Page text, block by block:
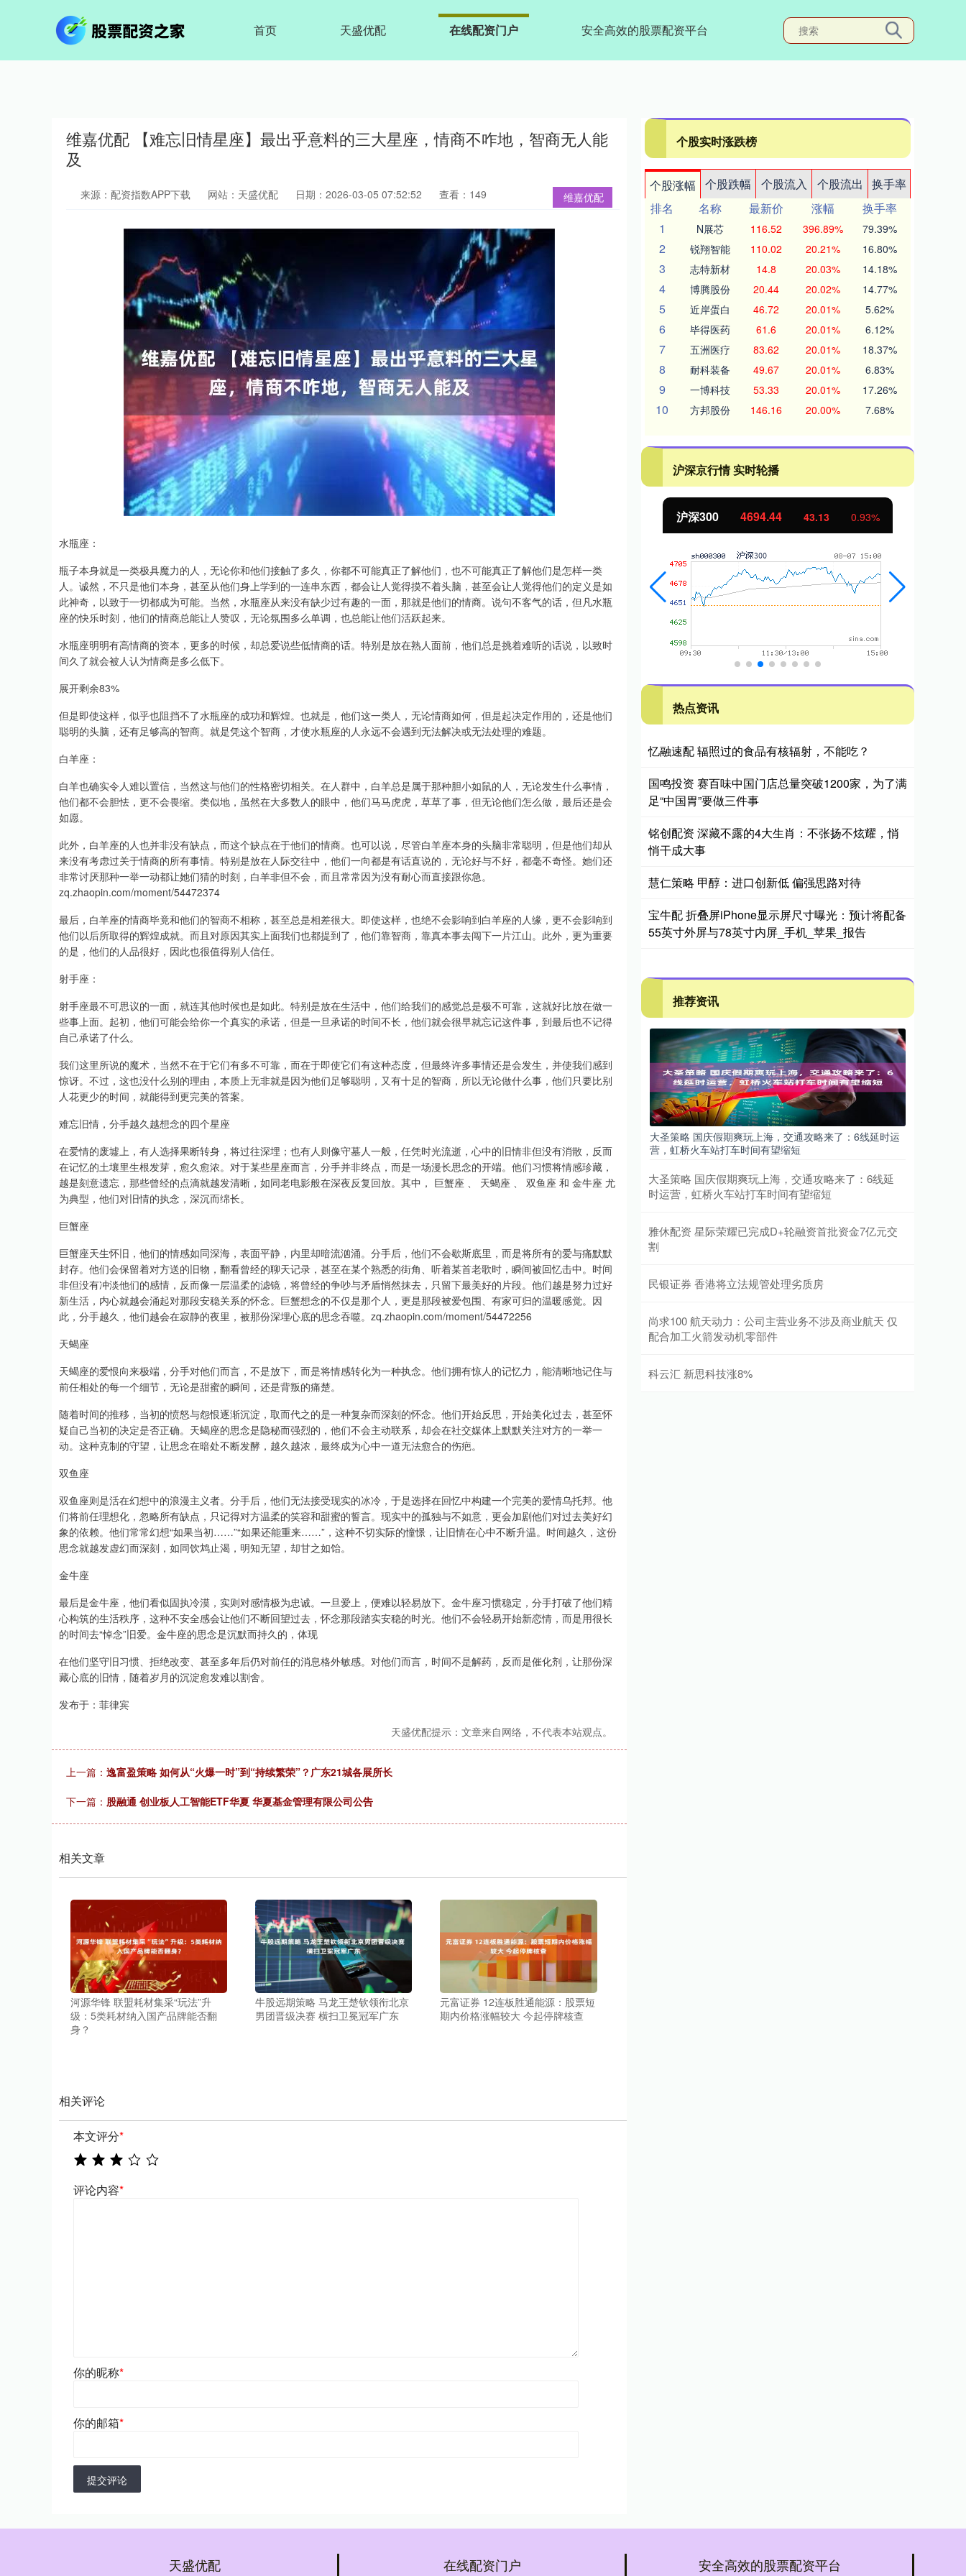
首页 天盛优配 在线配资门户 安全高效的股票配资平台
维嘉优配 【难忘旧情星座】最出乎意料的三大星座，情商不咋地，智商无人能
及
维嘉优配
来源：配资指数APP下载 网站：天盛优配 日期：2026-03-05 07:52:52 查看：149
水瓶座：
瓶子本身就是一类极具魔力的人，无论你和他们接触了多久，你都不可能真正了解他们，也不可能真正了解他们是怎样一类
人。诚然，不只是他们本身，甚至从他们身上学到的一连串东西，都会让人觉得摸不着头脑，甚至会让人觉得他们的定义是如
此神奇，以致于一切都成为可能。当然，水瓶座从来没有缺少过有趣的一面，那就是他们的情商。说句不客气的话，但凡水瓶
座的快乐时刻，他们的情商总能让人赞叹，无论氛围多么单调，也总能让他们活跃起来。
水瓶座明明有高情商的资本，更多的时候，却总爱说些低情商的话。特别是放在熟人面前，他们总是挑着难听的话说，以致时
间久了就会被人认为情商是多么低下。
展开剩余83%
但是即使这样，似乎也阻挡不了水瓶座的成功和辉煌。也就是，他们这一类人，无论情商如何，但是起决定作用的，还是他们
聪明的头脑，还有足够高的智商。就是凭这个智商，才使水瓶座的人永远不会遇到无法解决或无法处理的难题。
白羊座：
白羊也确实令人难以置信，当然这与他们的性格密切相关。在人群中，白羊总是属于那种胆小如鼠的人，无论发生什么事情，
他们都不会胆怯，更不会畏缩。类似地，虽然在大多数人的眼中，他们马马虎虎，草草了事，但无论他们怎么做，最后还是会
如愿。
此外，白羊座的人也并非没有缺点，而这个缺点在于他们的情商。也可以说，尽管白羊座本身的头脑非常聪明，但是他们却从
来没有考虑过关于情商的所有事情。特别是放在人际交往中，他们一向都是有话直说的，无论好与不好，都毫不奇怪。她们还
非常讨厌那种一举一动都让她们猜的时刻，白羊非但不会，而且常常因为没有耐心而直接跟你急。
zq.zhaopin.com/moment/54472374
最后，白羊座的情商毕竟和他们的智商不相称，甚至总是相差很大。即使这样，也绝不会影响到白羊座的人缘，更不会影响到
他们以后所取得的辉煌成就。而且对原因其实上面我们也都提到了，他们靠智商，靠真本事去闯下一片江山。此外，更为重要
的是，他们的人品很好，因此也很值得别人信任。
射手座：
射手座最不可思议的一面，就连其他时候也是如此。特别是放在生活中，他们给我们的感觉总是极不可靠，这就好比放在做一
些事上面。起初，他们可能会给你一个真实的承诺，但是一旦承诺的时间不长，他们就会很早就忘记这件事，到最后也不记得
自己承诺了什么。
我们这里所说的魔术，当然不在于它们有多不可靠，而在于即使它们有这种态度，但最终许多事情还是会发生，并使我们感到
惊讶。不过，这也没什么别的理由，本质上无非就是因为他们足够聪明，又有十足的智商，所以无论做什么事，他们只要比别
人花更少的时间，就能得到更完美的答案。
难忘旧情，分手越久越想念的四个星座
在爱情的废墟上，有人选择果断转身，将过往深埋；也有人则像守墓人一般，任凭时光流逝，心中的旧情非但没有消散，反而
在记忆的土壤里生根发芽，愈久愈浓。对于某些星座而言，分手并非终点，而是一场漫长思念的开端。他们习惯将情感珍藏，
越是刻意遗忘，那些曾经的点滴就越发清晰，如同老电影般在深夜反复回放。其中， 巨蟹座 、 天蝎座 、 双鱼座 和 金牛座 尤
为典型，他们对旧情的执念，深沉而绵长。
巨蟹座
巨蟹座天生怀旧，他们的情感如同深海，表面平静，内里却暗流汹涌。分手后，他们不会歇斯底里，而是将所有的爱与痛默默
封存。他们会保留着对方送的旧物，翻看曾经的聊天记录，甚至在某个熟悉的街角、听着某首老歌时，瞬间被回忆击中。时间
非但没有冲淡他们的感情，反而像一层温柔的滤镜，将曾经的争吵与矛盾悄然抹去，只留下最美好的片段。他们越是努力过好
新生活，内心就越会涌起对那段安稳关系的怀念。巨蟹想念的不仅是那个人，更是那段被爱包围、有家可归的温暖感觉。因
此，分手越久，他们越会在寂静的夜里，被那份深埋心底的思念吞噬。zq.zhaopin.com/moment/54472256
天蝎座
天蝎座的爱恨向来极端，分手对他们而言，不是放下，而是将情感转化为一种执念。他们拥有惊人的记忆力，能清晰地记住与
前任相处的每一个细节，无论是甜蜜的瞬间，还是背叛的痛楚。
随着时间的推移，当初的愤怒与怨恨逐渐沉淀，取而代之的是一种复杂而深刻的怀念。他们开始反思，开始美化过去，甚至怀
疑自己当初的决定是否正确。天蝎座的思念是隐秘而强烈的，他们不会主动联系，却会在社交媒体上默默关注对方的一举一
动。这种克制的守望，让思念在暗处不断发酵，越久越浓，最终成为心中一道无法愈合的伤疤。
双鱼座
双鱼座则是活在幻想中的浪漫主义者。分手后，他们无法接受现实的冰冷，于是选择在回忆中构建一个完美的爱情乌托邦。他
们将前任理想化，忽略所有缺点，只记得对方温柔的笑容和甜蜜的誓言。现实中的孤独与不如意，更会加剧他们对过去美好幻
象的依赖。他们常常幻想“如果当初……”“如果还能重来……”，这种不切实际的憧憬，让旧情在心中不断升温。时间越久，这份
思念就越发虚幻而深刻，如同饮鸩止渴，明知无望，却甘之如饴。
金牛座
最后是金牛座，他们看似固执冷漠，实则对感情极为忠诚。一旦爱上，便难以轻易放下。金牛座习惯稳定，分手打破了他们精
心构筑的生活秩序，这种不安全感会让他们不断回望过去，怀念那段踏实安稳的时光。他们不会轻易开始新恋情，而是用很长
的时间去“悼念”旧爱。金牛座的思念是沉默而持久的，体现
在他们坚守旧习惯、拒绝改变、甚至多年后仍对前任的消息格外敏感。对他们而言，时间不是解药，反而是催化剂，让那份深
藏心底的旧情，随着岁月的沉淀愈发难以割舍。
发布于：菲律宾
天盛优配提示：文章来自网络，不代表本站观点。
上一篇： 逸富盈策略 如何从“火爆一时”到“持续繁荣”？广东21城各展所长
下一篇： 股融通 创业板人工智能ETF华夏 华夏基金管理有限公司公告
相关文章
河源华锋 联盟耗材集采“玩法”升
级：5类耗材纳入国产品牌能否翻
身？
牛股远期策略 马龙王楚钦领衔北京
男团晋级决赛 横扫卫冕冠军广东
元富证券 12连板胜通能源：股票短
期内价格涨幅较大 今起停牌核查
相关评论
本文评分*
评论内容*
你的昵称*
你的邮箱*
提交评论
个股实时涨跌榜
个股涨幅 个股跌幅 个股流入 个股流出
换手率
排名
名称 最新价 涨幅
换手率
1
N展芯 116.52 396.89% 79.39%
2 锐翔智能 110.02 20.21% 16.80%
3 志特新材 14.8 20.03% 14.18%
4 博腾股份 20.44 20.02% 14.77%
5 近岸蛋白 46.72 20.01% 5.62%
6 毕得医药 61.6 20.01% 6.12%
7 五洲医疗 83.62 20.01% 18.37%
8 耐科装备 49.67 20.01% 6.83%
9 一博科技 53.33 20.01% 17.26%
10 方邦股份 146.16 20.00% 7.68%
沪深京行情 实时轮播
上证指数 3940.04 39.68 1.02% 深证成指 14311.01 200.89 沪深300 4694.44 43.13 0.93%
热点资讯
忆融速配 辐照过的食品有核辐射，不能吃？
国鸣投资 赛百味中国门店总量突破1200家，为了满
足“中国胃”要做三件事
铭创配资 深藏不露的4大生肖：不张扬不炫耀，悄
悄干成大事
慧仁策略 甲醇：进口创新低 偏强思路对待
宝牛配 折叠屏iPhone显示屏尺寸曝光：预计将配备
55英寸外屏与78英寸内屏_手机_苹果_报告
推荐资讯
大圣策略 国庆假期爽玩上海，交通攻略来了：6线延时运
营，虹桥火车站打车时间有望缩短
大圣策略 国庆假期爽玩上海，交通攻略来了：6线延
时运营，虹桥火车站打车时间有望缩短
雅休配资 星际荣耀已完成D+轮融资首批资金7亿元交
割
民银证券 香港将立法规管处理劣质房
尚求100 航天动力：公司主营业务不涉及商业航天 仅
配合加工火箭发动机零部件
科云汇 新思科技涨8%
天盛优配 在线配资门户 安全高效的股票配资平台